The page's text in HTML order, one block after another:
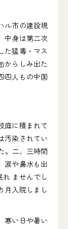
ル市の建設現
中身は第二次
た猛毒・マス
からしみ出た
四人もの中国
庭に積まれて
汚染されてい
。二、三時間
涙や鼻水も出
れ ませんでし
月入院しまし
寒い日や暑い